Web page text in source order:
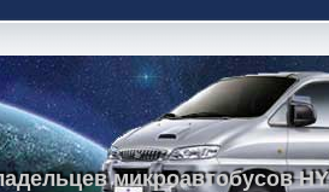
микроавтобусов